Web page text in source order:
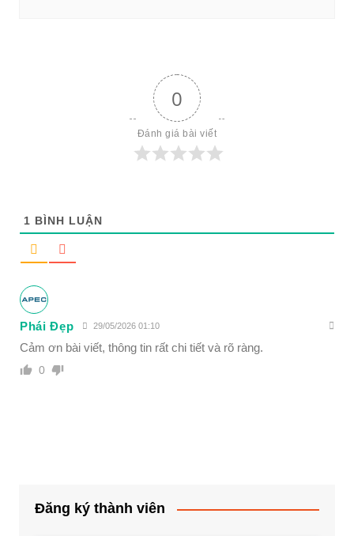
0
Đánh giá bài viết
1 BÌNH LUẬN
Phái Đẹp 29/05/2026 01:10
Cảm ơn bài viết, thông tin rất chi tiết và rõ ràng.
0
Đăng ký thành viên